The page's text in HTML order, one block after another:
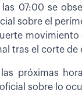
07:00 se
sobre el
movimiento
tras el corte de
próximas
sobre lo